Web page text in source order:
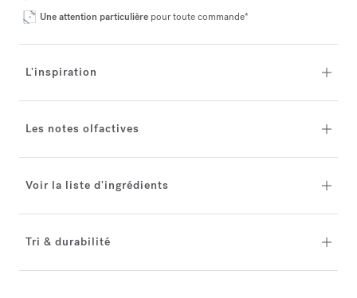
Une attention particulière pour toute commande*
L'inspiration
Les notes olfactives
Voir la liste d'ingrédients
Tri & durabilité